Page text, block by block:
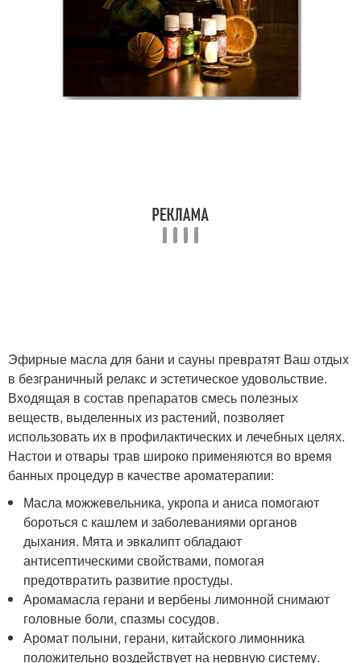
Эфирные масла для бани и сауны превратят Ваш отдых
в безграничный релакс и эстетическое удовольствие.
Входящая в состав препаратов смесь полезных
веществ, выделенных из растений, позволяет
использовать их в профилактических и лечебных целях.
Настои и отвары трав широко применяются во время
банных процедур в качестве ароматерапии:
Масла можжевельника, укропа и аниса помогают
бороться с кашлем и заболеваниями органов
дыхания. Мята и эвкалипт обладают
антисептическими свойствами, помогая
предотвратить развитие простуды.
Аромамасла герани и вербены лимонной снимают
головные боли, спазмы сосудов.
Аромат полыни, герани, китайского лимонника
положительно воздействует на нервную систему.